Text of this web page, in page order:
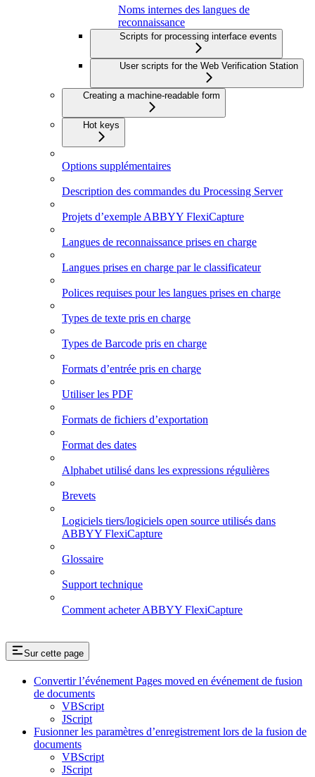
Noms internes des langues de
reconnaissance
Scripts for processing interface events
User scripts for the Web Verification Station
Creating a machine-readable form
Hot keys
Options supplémentaires
Description des commandes du Processing Server
Projets d’exemple ABBYY FlexiCapture
Langues de reconnaissance prises en charge
Langues prises en charge par le classificateur
Polices requises pour les langues prises en charge
Types de texte pris en charge
Types de Barcode pris en charge
Formats d’entrée pris en charge
Utiliser les PDF
Formats de fichiers d’exportation
Format des dates
Alphabet utilisé dans les expressions régulières
Brevets
Logiciels tiers/logiciels open source utilisés dans
ABBYY FlexiCapture
Glossaire
Support technique
Comment acheter ABBYY FlexiCapture
Sur cette page
Convertir l’événement Pages moved en événement de fusion
de documents
VBScript
JScript
Fusionner les paramètres d’enregistrement lors de la fusion de
documents
VBScript
JScript